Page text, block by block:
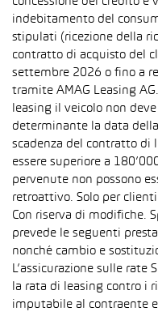
indebitamento del
stipulati (ricezione della
contratto di acquisto del
settembre 2026 o fino a
tramite AMAG Leasing
leasing il veicolo non
determinante la data
scadenza del contratto di
essere superiore a
pervenute non possono
retroattivo. Solo per
Con riserva di modifiche.
prevede le seguenti
nonché cambio e
L’assicurazione sulle rate
la rata di leasing contro i
imputabile al contraente